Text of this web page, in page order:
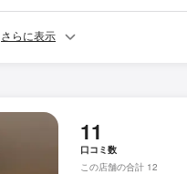
さらに表示
11
口コミ数
この店舗の合計 12